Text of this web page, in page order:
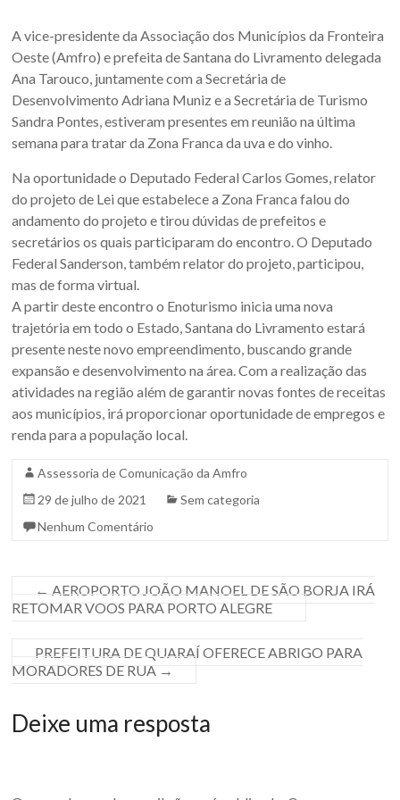
A vice-presidente da Associação dos Municípios da Fronteira
Oeste (Amfro) e prefeita de Santana do Livramento delegada
Ana Tarouco, juntamente com a Secretária de
Desenvolvimento Adriana Muniz e a Secretária de Turismo
Sandra Pontes, estiveram presentes em reunião na última
semana para tratar da Zona Franca da uva e do vinho.
Na oportunidade o Deputado Federal Carlos Gomes, relator
do projeto de Lei que estabelece a Zona Franca falou do
andamento do projeto e tirou dúvidas de prefeitos e
secretários os quais participaram do encontro. O Deputado
Federal Sanderson, também relator do projeto, participou,
mas de forma virtual.
A partir deste encontro o Enoturismo inicia uma nova
trajetória em todo o Estado, Santana do Livramento estará
presente neste novo empreendimento, buscando grande
expansão e desenvolvimento na área. Com a realização das
atividades na região além de garantir novas fontes de receitas
aos municípios, irá proporcionar oportunidade de empregos e
renda para a população local.
Assessoria de Comunicação da Amfro
29 de julho de 2021
Sem categoria
Nenhum Comentário
← AEROPORTO JOÃO MANOEL DE SÃO BORJA IRÁ
RETOMAR VOOS PARA PORTO ALEGRE⠀
PREFEITURA DE QUARAÍ OFERECE ABRIGO PARA
MORADORES DE RUA →
Deixe uma resposta